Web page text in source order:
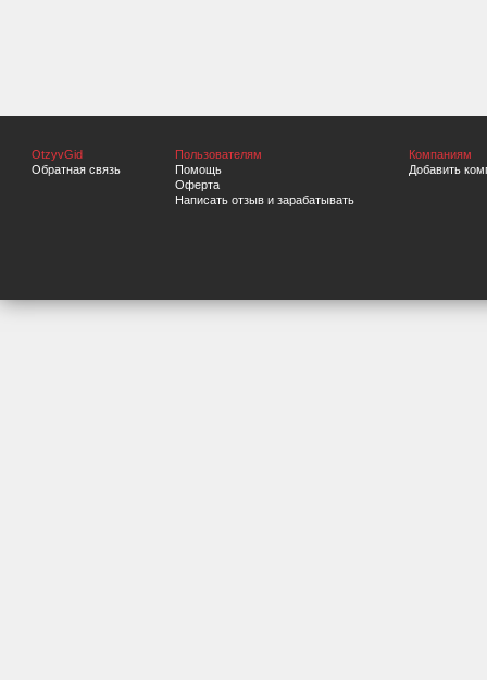
OtzyvGid
Обратная связь
Пользователям
Помощь
Оферта
Написать отзыв и зарабатывать
Компаниям
Добавить